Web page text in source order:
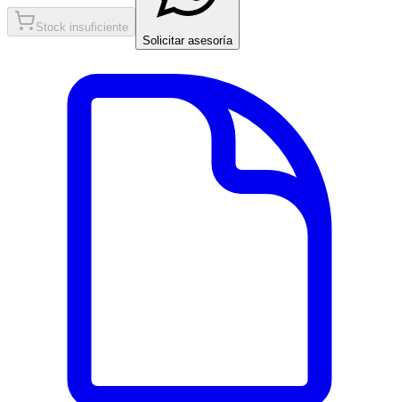
Stock insuficiente
Solicitar asesoría